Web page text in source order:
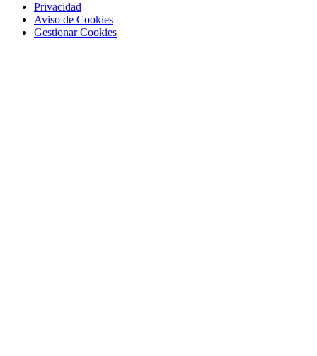
Privacidad
Aviso de Cookies
Gestionar Cookies